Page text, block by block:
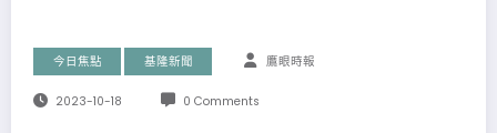
今日焦點 基隆新聞 鷹眼時報
2023-10-18 0 Comments